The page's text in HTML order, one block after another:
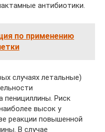
антибиотики.
по применению
случаях летальные)
пенициллины. Риск
высок у
реакции повышенной
В случае